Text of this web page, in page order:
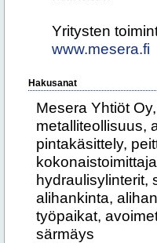
Yritysten
www.mesera.fi
Hakusanat
Mesera Yhtiöt
metalliteollisuus,
pintakäsittely,
hydraulisylinterit,
alihankinta,
työpaikat,
särmäys